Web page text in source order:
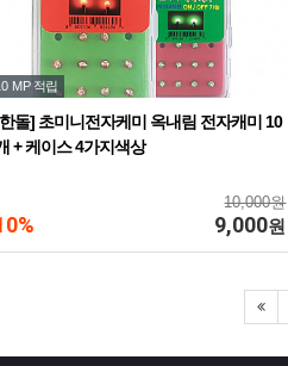
MP적립
돌] 초미니전자케미 옥내림 전자캐미 10
+ 케이스 4가지색상
10,000원
9,000원